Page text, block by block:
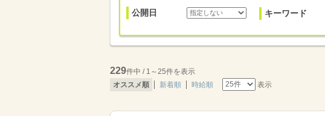
公開日 キーワード
229件中 / 1～25件を表示
オススメ順
新着順 時給順 表示